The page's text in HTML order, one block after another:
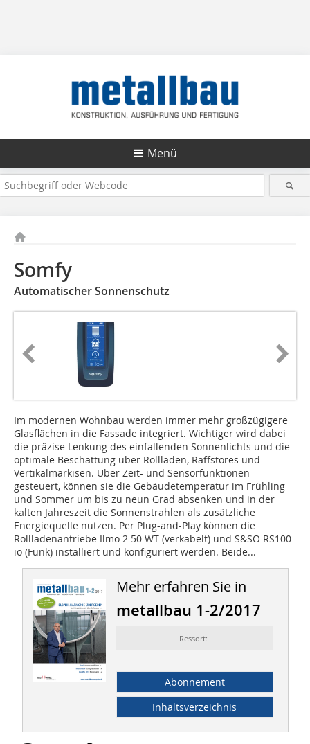
Menü
Somfy
Automatischer Sonnenschutz
Im modernen Wohnbau werden immer mehr großzügigere
Glasflächen in die Fassade integriert. Wichtiger wird dabei
die präzise Lenkung des einfallenden Sonnenlichts und die
optimale Beschattung über Rollläden, Raffstores und
Vertikalmarkisen. Über Zeit- und Sensorfunktionen
gesteuert, können sie die Gebäudetemperatur im Frühling
und Sommer um bis zu neun Grad absenken und in der
kalten Jahreszeit die Sonnenstrahlen als zusätzliche
Energiequelle nutzen. Per Plug-and-Play können die
Rollladenantriebe Ilmo 2 50 WT (verkabelt) und S&SO RS100
io (Funk) installiert und konfiguriert werden. Beide...
Mehr erfahren Sie in
metallbau 1-2/2017
Ressort:
Abonnement
Inhaltsverzeichnis